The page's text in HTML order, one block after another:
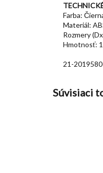
Farba:
Materiál:
Rozmery
Hmotnosť:
21-
Súvisiaci